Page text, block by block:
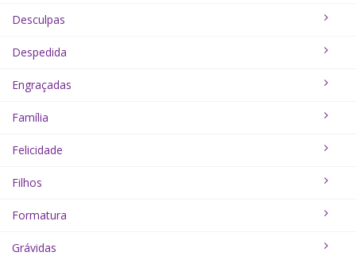
Desculpas
Despedida
Engraçadas
Família
Felicidade
Filhos
Formatura
Grávidas